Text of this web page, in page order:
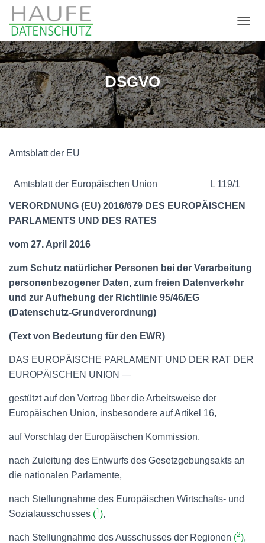
A
V
I
G
A
T
I
O
L
DSGVO
Amtsblatt der EU
Amtsblatt der Europäischen Union L 119/1
VERORDNUNG (EU) 2016/679 DES EUROPÄISCHEN
PARLAMENTS UND DES RATES
vom 27. April 2016
zum Schutz natürlicher Personen bei der Verarbeitung
personenbezogener Daten, zum freien Datenverkehr
und zur Aufhebung der Richtlinie 95/46/EG
(Datenschutz-Grundverordnung)
(Text von Bedeutung für den EWR)
DAS EUROPÄISCHE PARLAMENT UND DER RAT DER
EUROPÄISCHEN UNION —
gestützt auf den Vertrag über die Arbeitsweise der
Europäischen Union, insbesondere auf Artikel 16,
auf Vorschlag der Europäischen Kommission,
nach Zuleitung des Entwurfs des Gesetzgebungsakts an
die nationalen Parlamente,
nach Stellungnahme des Europäischen Wirtschafts- und
Sozialausschusses (1),
nach Stellungnahme des Ausschusses der Regionen (2),